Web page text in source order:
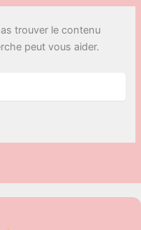
trouver le contenu
peut vous aider.